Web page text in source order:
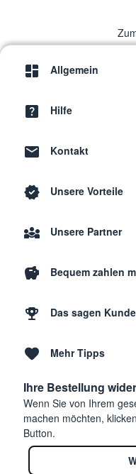
Allgemein
Hilfe
Kontakt
Unsere Vorteile
Unsere Partner
Bequem zahlen
Das sagen
Mehr Tipps
Ihre Bestellung
Wenn Sie von Ihrem
machen möchten,
Button.